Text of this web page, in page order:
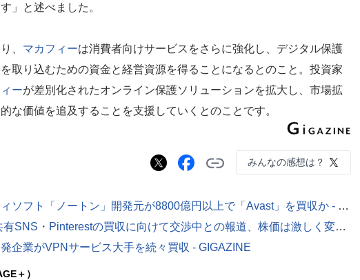
」と述べました。
、 マカフィーは消費者向けサービスをさらに強化し、デジタル保護
取り込むための資金と経営資源を得ることになるとのこと。投資家
ーが差別化されたオンライン保護ソリューションを拡大し、市場拡
な価値を追及することを支援していくとのことです。
みんなの感想は？
老舗セキュリティソフト「ノートン」開発元が8800億円以上で「Avast」を買収か - GIGAZINE
PayPalが画像共有SNS・Pinterestの買収に向けて交渉中との報道、株価は激しく変動 - GIGAZINE
企業がVPNサービス大手を続々買収 - GIGAZINE
＋）